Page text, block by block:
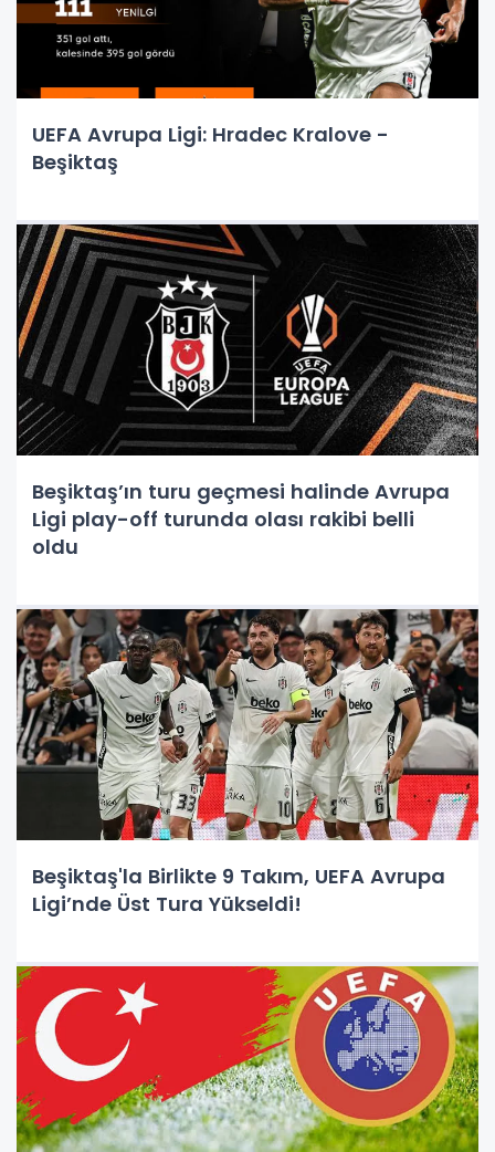
UEFA Avrupa Ligi: Hradec Kralove -
Beşiktaş
Beşiktaş’ın turu geçmesi halinde Avrupa
Ligi play-off turunda olası rakibi belli
oldu
Beşiktaş'la Birlikte 9 Takım, UEFA Avrupa
Ligi’nde Üst Tura Yükseldi!